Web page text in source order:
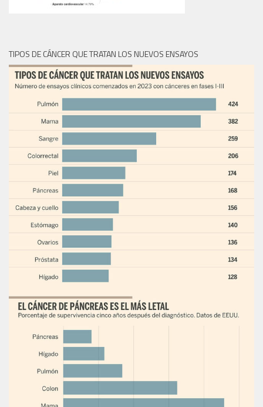
TIPOS DE CÁNCER QUE TRATAN LOS NUEVOS ENSAYOS